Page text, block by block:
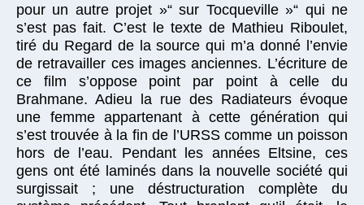
pour un autre projet »“ sur Tocqueville »“ qui ne
s’est pas fait. C’est le texte de Mathieu Riboulet,
tiré du Regard de la source qui m’a donné l’envie
de retravailler ces images anciennes. L’écriture de
ce film s’oppose point par point à celle du
Brahmane. Adieu la rue des Radiateurs évoque
une femme appartenant à cette génération qui
s’est trouvée à la fin de l’URSS comme un poisson
hors de l’eau. Pendant les années Eltsine, ces
gens ont été laminés dans la nouvelle société qui
surgissait ; une déstructuration complète du